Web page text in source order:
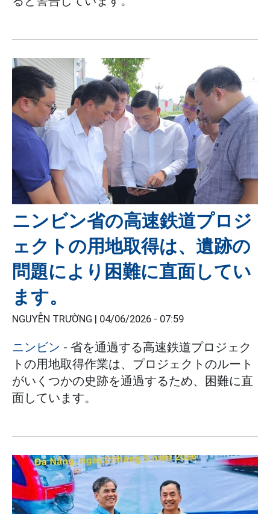
ニンビン省の高速鉄道プロジ
ェクトの用地取得は、遺跡の
問題により困難に直面してい
ます。
NGUYỄN TRƯỜNG | 04/06/2026 - 07:59
ニンビン - 省を通過する高速鉄道プロジェク
トの用地取得作業は、プロジェクトのルート
がいくつかの史跡を通過するため、困難に直
面しています。